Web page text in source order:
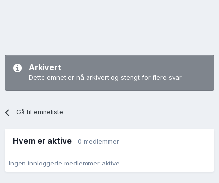
Arkivert
Dette emnet er nå arkivert og stengt for flere svar
Gå til emneliste
Hvem er aktive 0 medlemmer
Ingen innloggede medlemmer aktive